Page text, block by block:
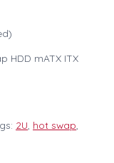
HDD mATX ITX
2U hot swap